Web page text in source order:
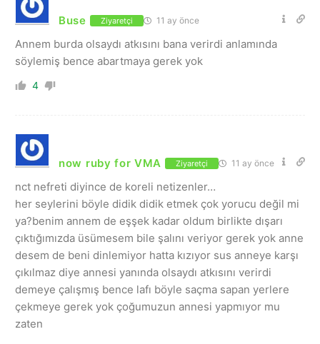
Buse Ziyaretçi 11 ay önce
Annem burda olsaydı atkısını bana verirdi anlamında
söylemiş bence abartmaya gerek yok
4
now ruby for VMA Ziyaretçi 11 ay önce
nct nefreti diyince de koreli netizenler…
her seylerini böyle didik didik etmek çok yorucu değil mi
ya?benim annem de eşşek kadar oldum birlikte dışarı
çıktığımızda üsümesem bile şalını veriyor gerek yok anne
desem de beni dinlemiyor hatta kızıyor sus anneye karşı
çıkılmaz diye annesi yanında olsaydı atkısını verirdi
demeye çalışmış bence lafı böyle saçma sapan yerlere
çekmeye gerek yok çoğumuzun annesi yapmıyor mu
zaten